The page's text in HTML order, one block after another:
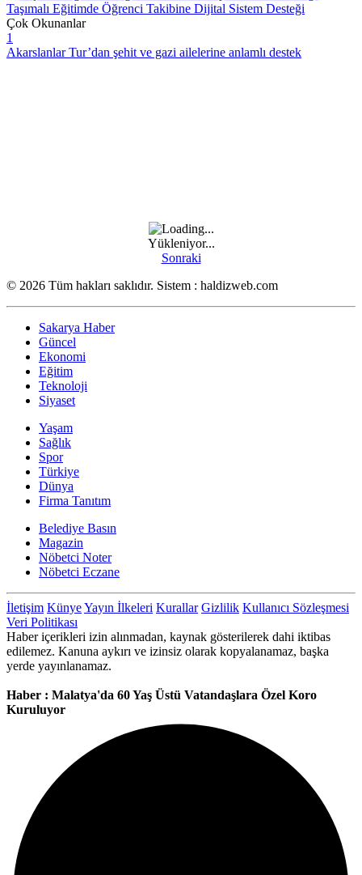
Taşımalı Eğitimde Öğrenci Takibine Dijital Sistem Desteği
Çok Okunanlar
1
Akarslanlar Tur’dan şehit ve gazi ailelerine anlamlı destek
Yükleniyor...
Sonraki
© 2026 Tüm hakları saklıdır. Sistem : haldizweb.com
Sakarya Haber
Güncel
Ekonomi
Eğitim
Teknoloji
Siyaset
Yaşam
Sağlık
Spor
Türkiye
Dünya
Firma Tanıtım
Belediye Basın
Magazin
Nöbetci Noter
Nöbetci Eczane
İletişim KünyeYayın İlkeleri Kurallar Gizlilik Kullanıcı Sözleşmesi
Veri Politikası
Haber içerikleri izin alınmadan, kaynak gösterilerek dahi iktibas
edilemez. Kanuna aykırı ve izinsiz olarak kopyalanamaz, başka
yerde yayınlanamaz.
Haber : Malatya'da 60 Yaş Üstü Vatandaşlara Özel Koro
Kuruluyor